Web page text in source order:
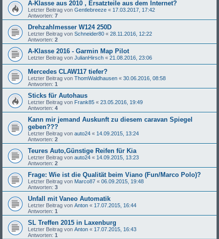
A-Klasse aus 2010 , Ersatzteile aus dem Internet?
Letzter Beitrag von Gentlebreeze « 17.03.2017, 17:42
Antworten: 7
Drehzahlmesser W124 250D
Letzter Beitrag von Schneider80 « 28.11.2016, 12:22
Antworten: 2
A-Klasse 2016 - Garmin Map Pilot
Letzter Beitrag von JulianHirsch « 21.08.2016, 23:06
Mercedes CLAW117 tiefer?
Letzter Beitrag von ThomWaldhausen « 30.06.2016, 08:58
Antworten: 1
Sticks für Autohaus
Letzter Beitrag von Frank85 « 23.05.2016, 19:49
Antworten: 4
Kann mir jemand Auskunft zu diesem caravan Spiegel
geben???
Letzter Beitrag von auto24 « 14.09.2015, 13:24
Antworten: 2
Teures Auto,Günstige Reifen für Kia
Letzter Beitrag von auto24 « 14.09.2015, 13:23
Antworten: 2
Frage: Wie ist die Qualität beim Viano (Fun/Marco Polo)?
Letzter Beitrag von Marco87 « 06.09.2015, 19:48
Antworten: 3
Unfall mit Vaneo Automatik
Letzter Beitrag von Anton « 17.07.2015, 16:44
Antworten: 1
SL Treffen 2015 in Laxenburg
Letzter Beitrag von Anton « 17.07.2015, 16:43
Antworten: 1